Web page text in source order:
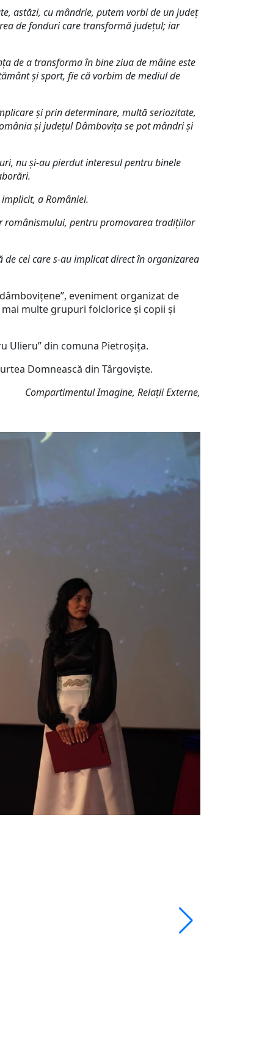
astăzi, cu mândrie, putem vorbi de un județ
de fonduri care transformă județul; iar
a transforma în bine ziua de mâine este
și sport, fie că vorbim de mediul de
și prin determinare, multă seriozitate,
și județul Dâmbovița se pot mândri și
nu și-au pierdut interesul pentru binele
a României.
pentru promovarea tradițiilor
cei care s-au implicat direct în organizarea
eveniment organizat de
multe grupuri folclorice și copii și
Ulieru” din comuna Pietroșița.
Domnească din Târgoviște.
Compartimentul Imagine, Relații Externe,